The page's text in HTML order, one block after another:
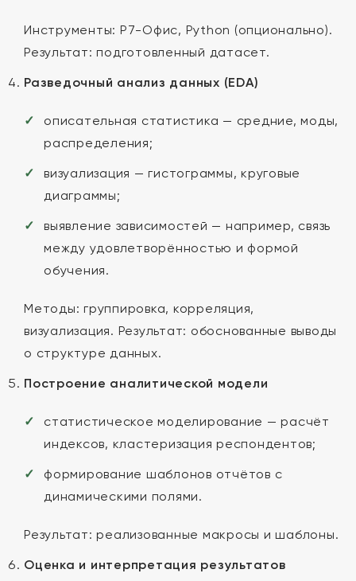
Инструменты: Р7-Офис, Python (опционально).
Результат: подготовленный датасет.
Разведочный анализ данных (EDA)
описательная статистика — средние, моды,
распределения;
визуализация — гистограммы, круговые
диаграммы;
выявление зависимостей — например, связь
между удовлетворённостью и формой
обучения.
Методы: группировка, корреляция,
визуализация. Результат: обоснованные выводы
о структуре данных.
Построение аналитической модели
статистическое моделирование — расчёт
индексов, кластеризация респондентов;
формирование шаблонов отчётов с
динамическими полями.
Результат: реализованные макросы и шаблоны.
Оценка и интерпретация результатов